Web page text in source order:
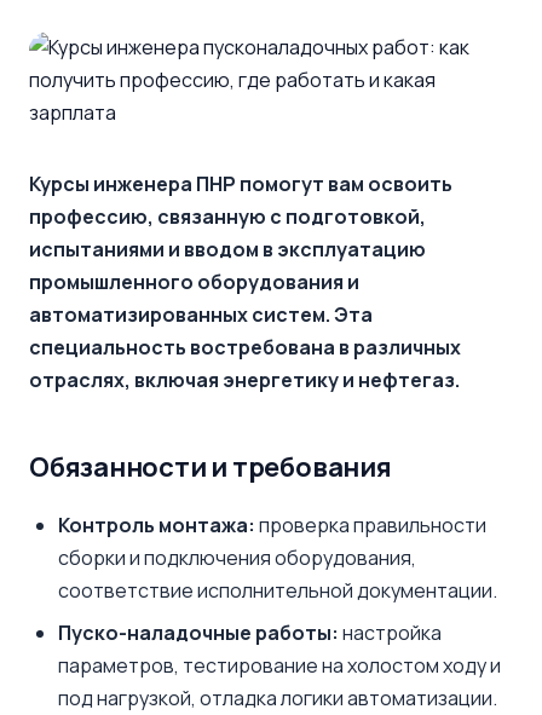
Курсы инженера ПНР помогут вам освоить
профессию, связанную с подготовкой,
испытаниями и вводом в эксплуатацию
промышленного оборудования и
автоматизированных систем. Эта
специальность востребована в различных
отраслях, включая энергетику и нефтегаз.
Обязанности и требования
Контроль монтажа: проверка правильности
сборки и подключения оборудования,
соответствие исполнительной документации.
Пуско-наладочные работы: настройка
параметров, тестирование на холостом ходу и
под нагрузкой, отладка логики автоматизации.